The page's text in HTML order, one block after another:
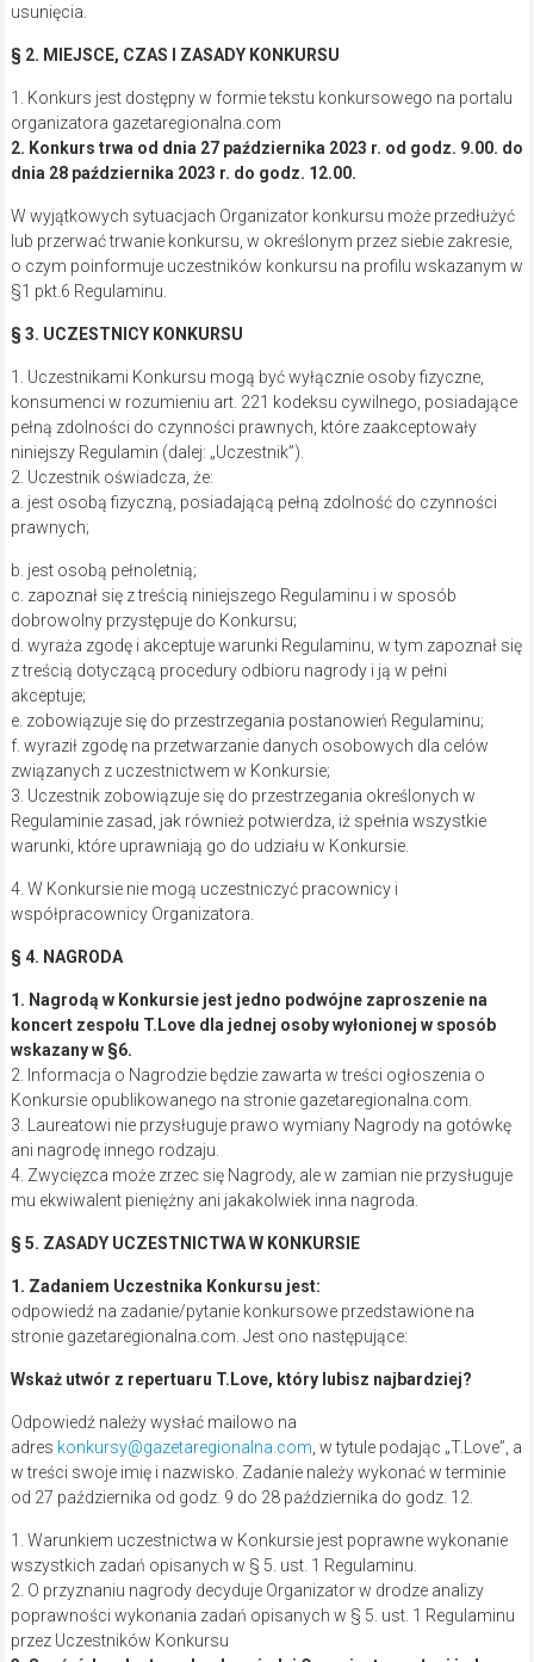
usunięcia.
§ 2. MIEJSCE, CZAS I ZASADY KONKURSU
1. Konkurs jest dostępny w formie tekstu konkursowego na portalu
organizatora gazetaregionalna.com
2. Konkurs trwa od dnia 27 października 2023 r. od godz. 9.00. do
dnia 28 października 2023 r. do godz. 12.00.
W wyjątkowych sytuacjach Organizator konkursu może przedłużyć
lub przerwać trwanie konkursu, w określonym przez siebie zakresie,
o czym poinformuje uczestników konkursu na profilu wskazanym w
§1 pkt.6 Regulaminu.
§ 3. UCZESTNICY KONKURSU
1. Uczestnikami Konkursu mogą być wyłącznie osoby fizyczne,
konsumenci w rozumieniu art. 221 kodeksu cywilnego, posiadające
pełną zdolności do czynności prawnych, które zaakceptowały
niniejszy Regulamin (dalej: „Uczestnik”).
2. Uczestnik oświadcza, że:
a. jest osobą fizyczną, posiadającą pełną zdolność do czynności
prawnych;
b. jest osobą pełnoletnią;
c. zapoznał się z treścią niniejszego Regulaminu i w sposób
dobrowolny przystępuje do Konkursu;
d. wyraża zgodę i akceptuje warunki Regulaminu, w tym zapoznał się
z treścią dotyczącą procedury odbioru nagrody i ją w pełni
akceptuje;
e. zobowiązuje się do przestrzegania postanowień Regulaminu;
f. wyraził zgodę na przetwarzanie danych osobowych dla celów
związanych z uczestnictwem w Konkursie;
3. Uczestnik zobowiązuje się do przestrzegania określonych w
Regulaminie zasad, jak również potwierdza, iż spełnia wszystkie
warunki, które uprawniają go do udziału w Konkursie.
4. W Konkursie nie mogą uczestniczyć pracownicy i
współpracownicy Organizatora.
§ 4. NAGRODA
1. Nagrodą w Konkursie jest jedno podwójne zaproszenie na
koncert zespołu T.Love dla jednej osoby wyłonionej w sposób
wskazany w §6.
2. Informacja o Nagrodzie będzie zawarta w treści ogłoszenia o
Konkursie opublikowanego na stronie gazetaregionalna.com.
3. Laureatowi nie przysługuje prawo wymiany Nagrody na gotówkę
ani nagrodę innego rodzaju.
4. Zwycięzca może zrzec się Nagrody, ale w zamian nie przysługuje
mu ekwiwalent pieniężny ani jakakolwiek inna nagroda.
§ 5. ZASADY UCZESTNICTWA W KONKURSIE
1. Zadaniem Uczestnika Konkursu jest:
odpowiedź na zadanie/pytanie konkursowe przedstawione na
stronie gazetaregionalna.com. Jest ono następujące:
Wskaż utwór z repertuaru T.Love, który lubisz najbardziej?
Odpowiedź należy wysłać mailowo na
adres konkursy@gazetaregionalna.com , w tytule podając „T.Love”, a
w treści swoje imię i nazwisko. Zadanie należy wykonać w terminie
od 27 października od godz. 9 do 28 października do godz. 12.
1. Warunkiem uczestnictwa w Konkursie jest poprawne wykonanie
wszystkich zadań opisanych w § 5. ust. 1 Regulaminu.
2. O przyznaniu nagrody decyduje Organizator w drodze analizy
poprawności wykonania zadań opisanych w § 5. ust. 1 Regulaminu
przez Uczestników Konkursu